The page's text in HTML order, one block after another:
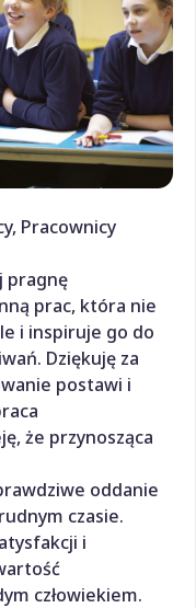
Pracownicy
pragnę
prac, która nie
i inspiruje go do
Dziękuję za
postawi i
że przynosząca
oddanie
czasie.
i
człowiekiem.